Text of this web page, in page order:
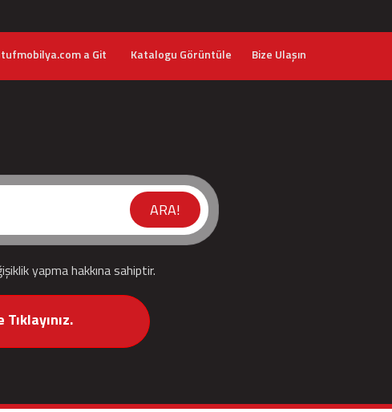
a Git Katalogu Görüntüle Bize Ulaşın
ARA!
yapma hakkına sahiptir.